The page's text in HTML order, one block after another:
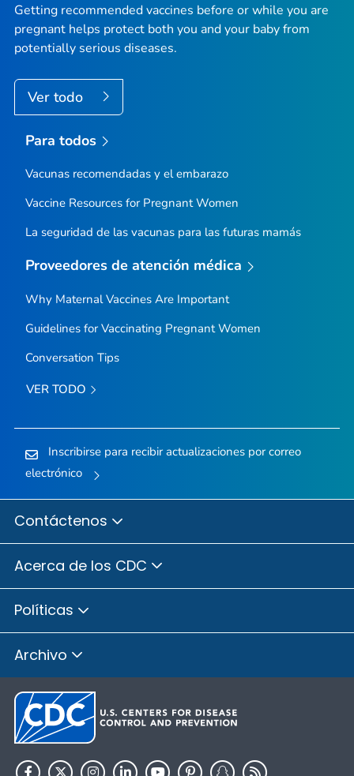
Getting recommended vaccines before or while you are
pregnant helps protect both you and your baby from
potentially serious diseases.
Ver todo
Para todos
Vacunas recomendadas y el embarazo
Vaccine Resources for Pregnant Women
La seguridad de las vacunas para las futuras mamás
Proveedores de atención médica
Why Maternal Vaccines Are Important
Guidelines for Vaccinating Pregnant Women
Conversation Tips
VER TODO
Inscribirse para recibir actualizaciones por correo
electrónico
Contáctenos
Acerca de los CDC
Políticas
Archivo